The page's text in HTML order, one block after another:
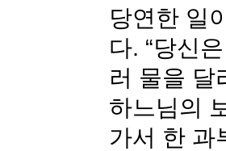
당연한 일
다. “당신
러 물을 달
하느님의
가서 한 과